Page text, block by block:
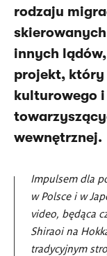
rodzaju
innych
projekt, który
kulturowego
wewnętrznej.
Impulsem dla
w Polsce i w
video, będąca
Shiraoi na
tradycyjnym